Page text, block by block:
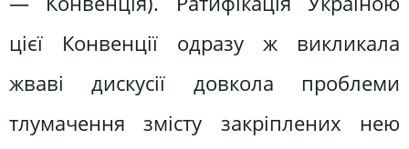
цієї Конвенції одразу ж викликала
жваві дискусії довкола проблеми
тлумачення змісту закріплених нею